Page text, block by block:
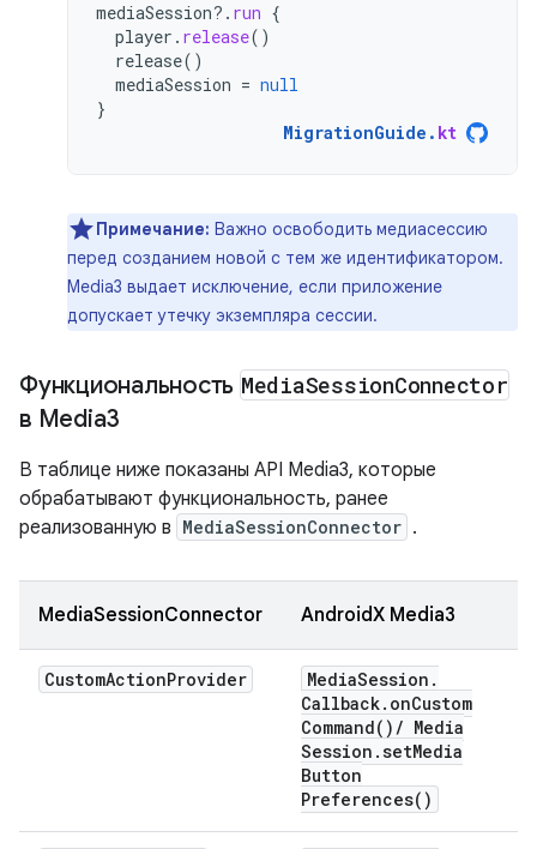
mediaSession?. run {
player . release()
release()
mediaSession = null
}
MigrationGuide . kt
Примечание: Важно освободить медиасессию
перед созданием новой с тем же идентификатором.
Media3 выдает исключение, если приложение
допускает утечку экземпляра сессии.
Функциональность MediaSessionConnector
в Media3
В таблице ниже показаны API Media3, которые
обрабатывают функциональность, ранее
реализованную в MediaSessionConnector .
MediaSessionConnector AndroidX Media3
CustomActionProvider MediaSession .
Callback. onCustom
Command( ) / Media
Session .setMedia
Button
Preferences( )